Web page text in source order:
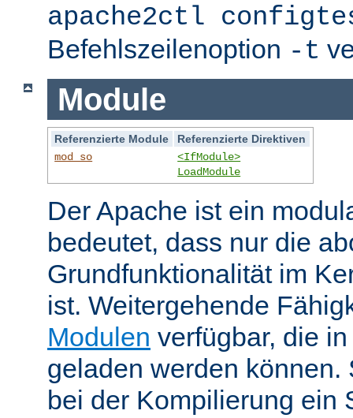
apache2ctl
Befehlszeilenoption -t
Module
Referenzierte Module
Referenzierte Direktiven
mod_so
<IfModule>
LoadModule
Der Apache ist ein
bedeutet, dass nur die
Grundfunktionalität im
ist. Weitergehende
Modulen verfügbar, die
geladen werden
bei der Kompilierung ein